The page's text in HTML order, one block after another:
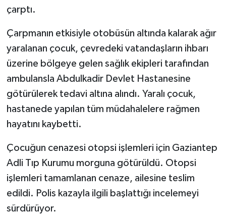
çarptı.
Çarpmanın etkisiyle otobüsün altında kalarak ağır
yaralanan çocuk, çevredeki vatandaşların ihbarı
üzerine bölgeye gelen sağlık ekipleri tarafından
ambulansla Abdulkadir Devlet Hastanesine
götürülerek tedavi altına alındı. Yaralı çocuk,
hastanede yapılan tüm müdahalelere rağmen
hayatını kaybetti.
Çocuğun cenazesi otopsi işlemleri için Gaziantep
Adli Tıp Kurumu morguna götürüldü. Otopsi
işlemleri tamamlanan cenaze, ailesine teslim
edildi. Polis kazayla ilgili başlattığı incelemeyi
sürdürüyor.
Video Haber
Yeme-İçme
Yemek